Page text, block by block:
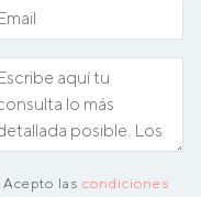
Acepto las condiciones